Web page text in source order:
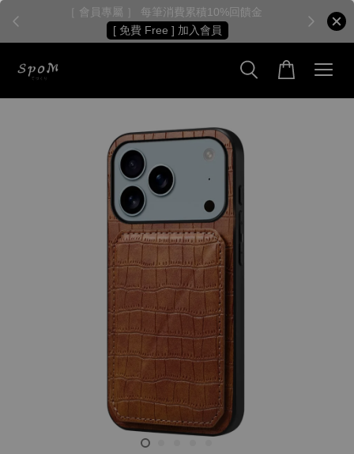
［ 會員專屬 ］ 每筆消費累積10%回饋金
[ 免費 Free ] 加入會員